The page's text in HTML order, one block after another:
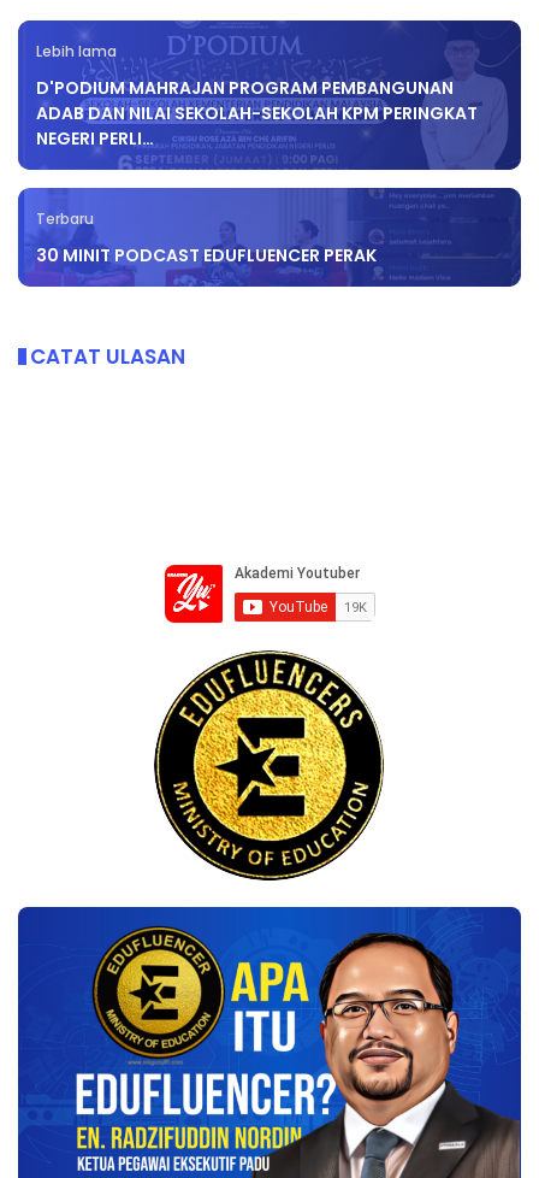
Lebih lama
D'PODIUM MAHRAJAN PROGRAM PEMBANGUNAN
ADAB DAN NILAI SEKOLAH-SEKOLAH KPM PERINGKAT
NEGERI PERLI…
Terbaru
30 MINIT PODCAST EDUFLUENCER PERAK
CATAT ULASAN